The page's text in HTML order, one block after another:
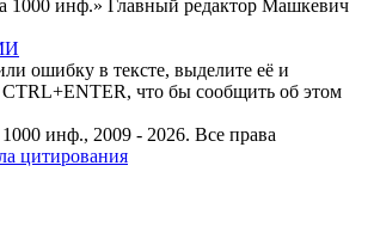
1000 инф.» Главный редактор Машкевич
ошибку в тексте, выделите её и
что бы сообщить об этом
инф., 2009 - 2026. Все права
цитирования